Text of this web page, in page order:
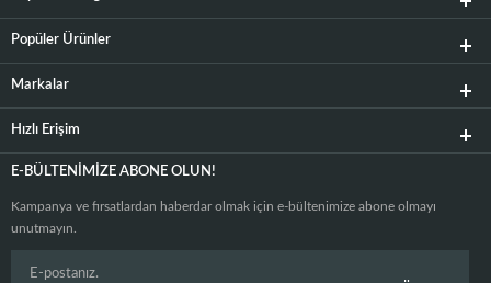
Popüler Ürünler
Markalar
Hızlı Erişim
E-BÜLTENIMIZE ABONE OLUN!
Kampanya ve fırsatlardan haberdar olmak için e-bültenimize abone olmayı
unutmayın.